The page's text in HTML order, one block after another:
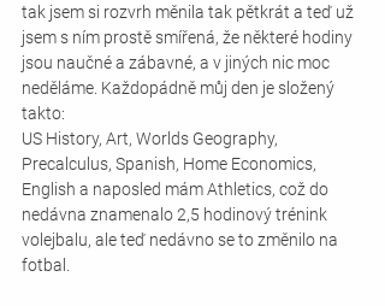
tak jsem si rozvrh měnila tak pětkrát a teď už
jsem s ním prostě smířená, že některé hodiny
jsou naučné a zábavné, a v jiných nic moc
neděláme. Každopádně můj den je složený
takto:
US History, Art, Worlds Geography,
Precalculus, Spanish, Home Economics,
English a naposled mám Athletics, což do
nedávna znamenalo 2,5 hodinový trénink
volejbalu, ale teď nedávno se to změnilo na
fotbal.